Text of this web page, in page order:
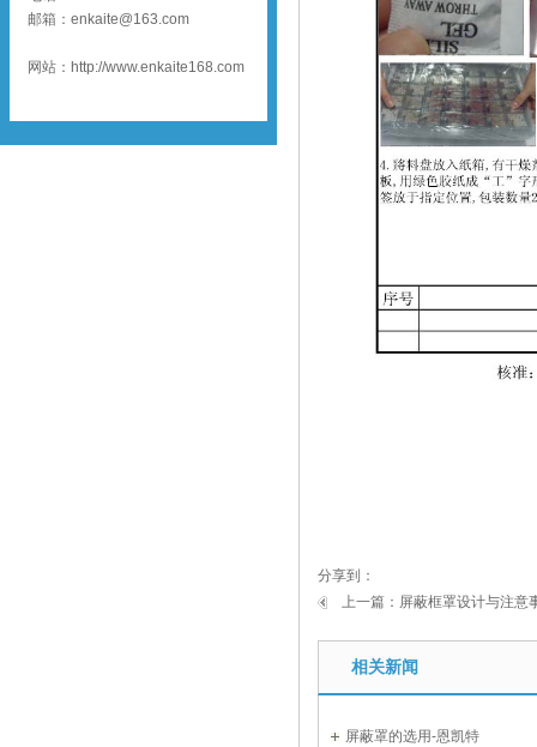
邮箱：enkaite@163.com
网站：http://www.enkaite168.com
分享到：
上一篇： 屏蔽框罩设计与注意
相关新闻
屏蔽罩的选用-恩凯特